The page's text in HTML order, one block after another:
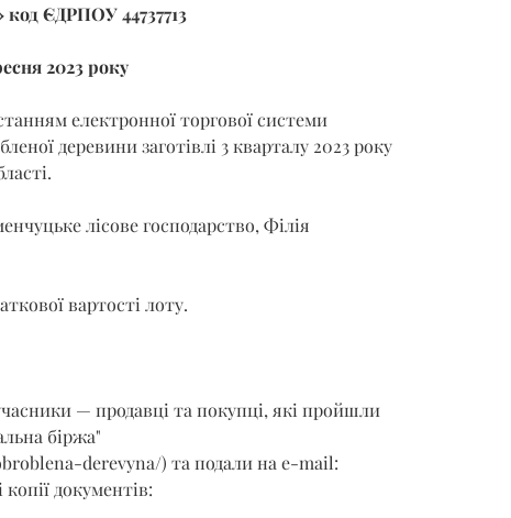
ЄДРПОУ 44737713
2023 року
електронної торгової системи
деревини заготівлі 3 кварталу 2023 року
лісове господарство, Філія
вартості лоту.
— продавці та покупці, які пройшли
біржа"
derevyna/) та подали на e-mail:
документів: